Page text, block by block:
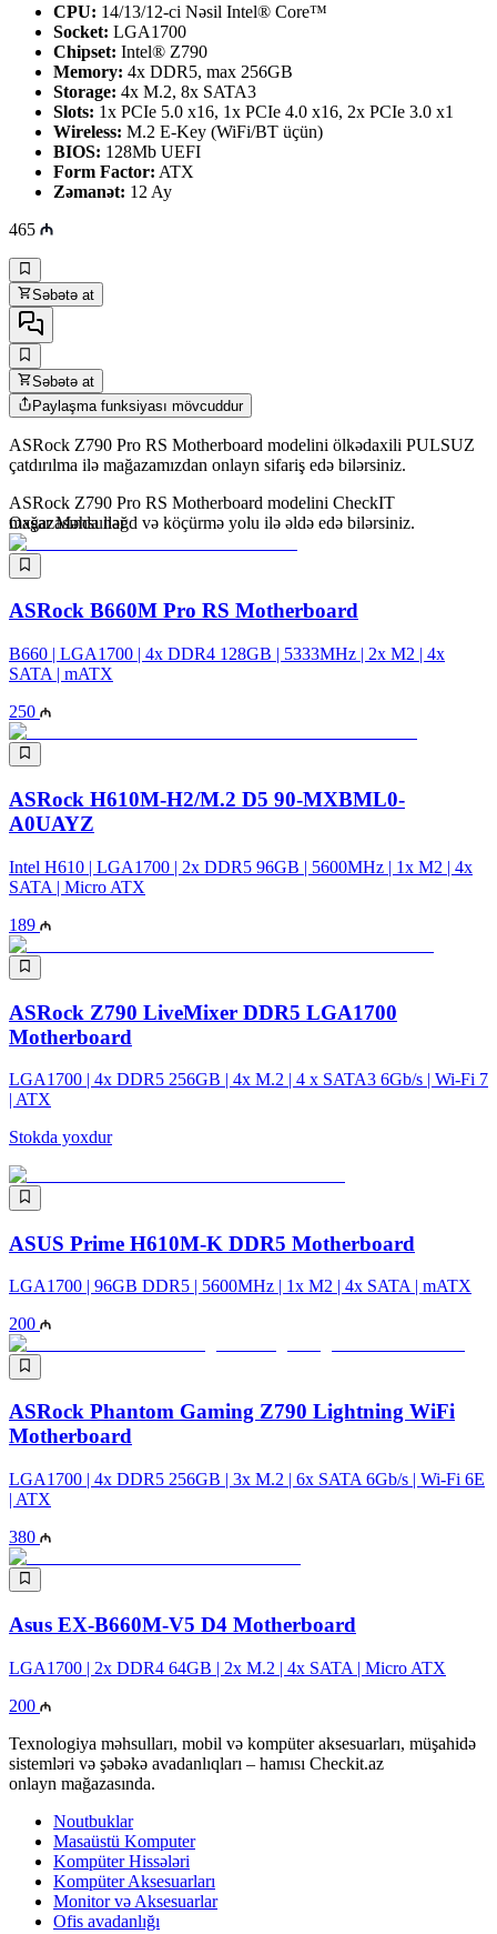
CPU: 14/13/12-ci Nəsil Intel® Core™
Socket: LGA1700
Chipset: Intel® Z790
Memory: 4x DDR5, max 256GB
Storage: 4x M.2, 8x SATA3
Slots: 1x PCIe 5.0 x16, 1x PCIe 4.0 x16, 2x PCIe 3.0 x1
Wireless: M.2 E-Key (WiFi/BT üçün)
BIOS: 128Mb UEFI
Form Factor: ATX
Zəmanət: 12 Ay
465
Səbətə at
Səbətə at
Paylaşma funksiyası mövcuddur
ASRock Z790 Pro RS Motherboard modelini ölkədaxili PULSUZ
çatdırılma ilə mağazamızdan onlayn sifariş edə bilərsiniz.
ASRock Z790 Pro RS Motherboard modelini CheckIT
mağazasında nəğd və köçürmə yolu ilə əldə edə bilərsiniz.
Oxşar Məhsullar
ASRock B660M Pro RS Motherboard
B660 | LGA1700 | 4x DDR4 128GB | 5333MHz | 2x M2 | 4x
SATA | mATX
250
ASRock H610M-H2/M.2 D5 90-MXBML0-
A0UAYZ
Intel H610 | LGA1700 | 2x DDR5 96GB | 5600MHz | 1x M2 | 4x
SATA | Micro ATX
189
ASRock Z790 LiveMixer DDR5 LGA1700
Motherboard
LGA1700 | 4x DDR5 256GB | 4x M.2 | 4 x SATA3 6Gb/s | Wi-Fi 7
| ATX
Stokda yoxdur
ASUS Prime H610M-K DDR5 Motherboard
LGA1700 | 96GB DDR5 | 5600MHz | 1x M2 | 4x SATA | mATX
200
ASRock Phantom Gaming Z790 Lightning WiFi
Motherboard
LGA1700 | 4x DDR5 256GB | 3x M.2 | 6x SATA 6Gb/s | Wi-Fi 6E
| ATX
380
Asus EX-B660M-V5 D4 Motherboard
LGA1700​​​​​​​ | 2x DDR4 64GB | 2x M.2 | 4x SATA | Micro ATX
200
Texnologiya məhsulları, mobil və kompüter aksesuarları, müşahidə
sistemləri və şəbəkə avadanlıqları – hamısı Checkit.az
onlayn mağazasında.
Noutbuklar
Masaüstü Komputer
Kompüter Hissələri
Kompüter Aksesuarları
Monitor və Aksesuarlar
Ofis avadanlığı